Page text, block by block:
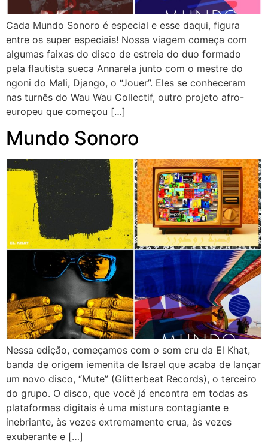
Cada Mundo Sonoro é especial e esse daqui, figura
entre os super especiais! Nossa viagem começa com
algumas faixas do disco de estreia do duo formado
pela flautista sueca Annarela junto com o mestre do
ngoni do Mali, Django, o “Jouer”. Eles se conheceram
nas turnês do Wau Wau Collectif, outro projeto afro-
europeu que começou […]
Mundo Sonoro
Nessa edição, começamos com o som cru da El Khat,
banda de origem iemenita de Israel que acaba de lançar
um novo disco, “Mute” (Glitterbeat Records), o terceiro
do grupo. O disco, que você já encontra em todas as
plataformas digitais é uma mistura contagiante e
inebriante, às vezes extremamente crua, às vezes
exuberante e […]